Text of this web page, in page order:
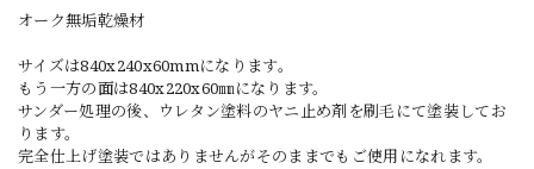
オーク無垢乾燥材
サイズは840x240x60mmになります。
もう一方の面は840x220x60㎜になります。
サンダー処理の後、ウレタン塗料のヤニ止め剤を刷毛にて塗装してお
ります。
完全仕上げ塗装ではありませんがそのままでもご使用になれます。